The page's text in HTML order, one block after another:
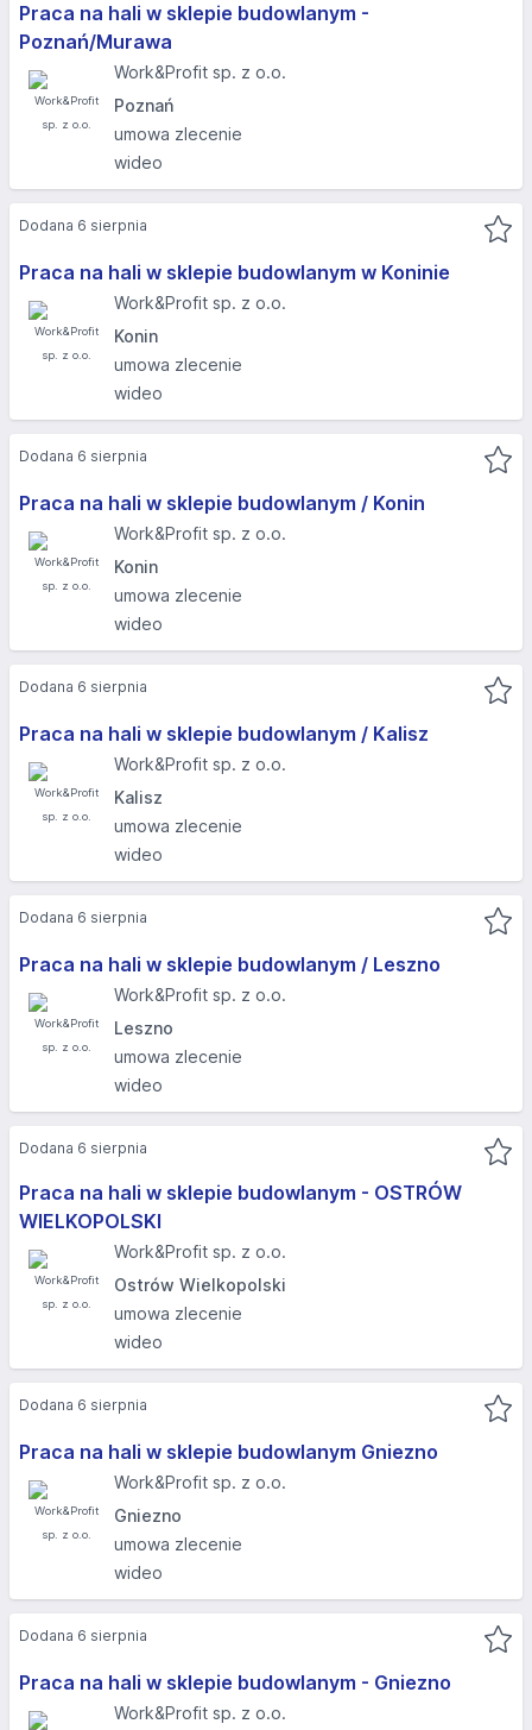
Praca na hali w sklepie budowlanym -
Poznań/Murawa
Work&Profit sp. z o.o.
Poznań
umowa zlecenie
wideo
Praca na hali w sklepie budowlanym w Koninie
Work&Profit sp. z o.o.
Konin
umowa zlecenie
wideo
Dodana 6 sierpnia
Praca na hali w sklepie budowlanym / Konin
Work&Profit sp. z o.o.
Konin
umowa zlecenie
wideo
Dodana 6 sierpnia
Praca na hali w sklepie budowlanym / Kalisz
Work&Profit sp. z o.o.
Kalisz
umowa zlecenie
wideo
Dodana 6 sierpnia
Praca na hali w sklepie budowlanym / Leszno
Work&Profit sp. z o.o.
Leszno
umowa zlecenie
wideo
Dodana 6 sierpnia
Praca na hali w sklepie budowlanym - OSTRÓW
WIELKOPOLSKI​
Work&Profit sp. z o.o.
Ostrów Wielkopolski
umowa zlecenie
wideo
Dodana 6 sierpnia
Praca na hali w sklepie budowlanym Gniezno
Work&Profit sp. z o.o.
Gniezno
umowa zlecenie
wideo
Dodana 6 sierpnia
Praca na hali w sklepie budowlanym - Gniezno
Work&Profit sp. z o.o.
Dodana 6 sierpnia